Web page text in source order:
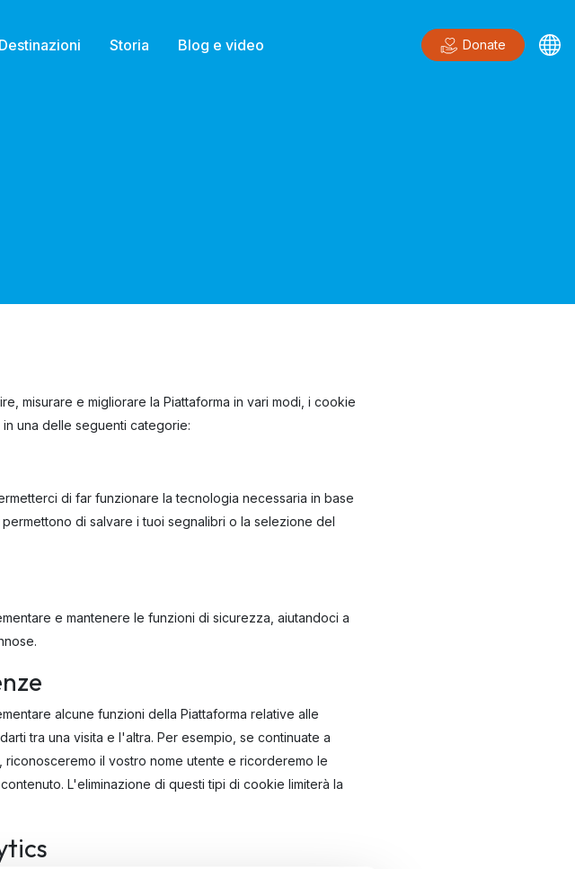
Destinazioni Storia Blog e video Donate
misurare e migliorare la Piattaforma in vari modi, i cookie
una delle seguenti categorie:
di far funzionare la tecnologia necessaria in base
di salvare i tuoi segnalibri o la selezione del
e mantenere le funzioni di sicurezza, aiutandoci a
alcune funzioni della Piattaforma relative alle
tra una visita e l'altra. Per esempio, se continuate a
riconosceremo il vostro nome utente e ricorderemo le
L'eliminazione di questi tipi di cookie limiterà la